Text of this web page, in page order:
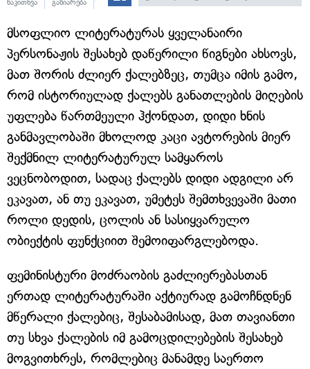
წაკითხვა გაზიარება
მსოფლიო ლიტერატურას ყველანაირი
პერსონაჟის შესახებ დაწერილი წიგნები ახსოვს,
მათ შორის ძლიერ ქალებზეც, თუმცა იმის გამო,
რომ ისტორიულად ქალებს განათლების მიღების
უფლება წართმეული ჰქონდათ, დიდი ხნის
განმავლობაში მხოლოდ კაცი ავტორების მიერ
შექმნილ ლიტერატურულ სამყაროს
ვეცნობოდით, სადაც ქალებს დიდი ადგილი არ
ეკავათ, ან თუ ეკავათ, უმეტეს შემთხვევაში მათი
როლი დედის, ცოლის ან სასიყვარულო
ობიექტის ფუნქციით შემოიფარგლებოდა.
ფემინისტური მოძრაობის გაძლიერებასთან
ერთად ლიტერატურაში აქტიურად გამოჩნდნენ
მწერალი ქალებიც, შესაბამისად, მათ თავიანთი
თუ სხვა ქალების იმ გამოცდილებების შესახებ
მოგვითხრეს, რომლებიც მანამდე საერთო